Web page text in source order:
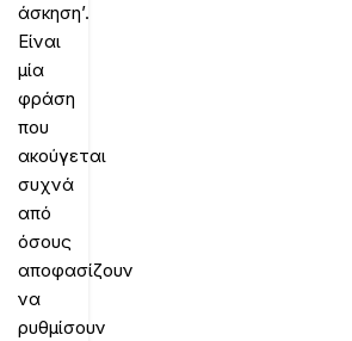
άσκηση’.
Είναι
μία
φράση
που
ακούγεται
συχνά
από
όσους
αποφασίζουν
να
ρυθμίσουν